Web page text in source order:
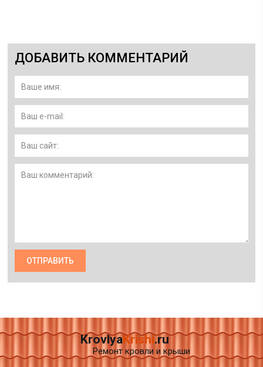
ДОБАВИТЬ КОММЕНТАРИЙ
KrovlyaKrishi.ru
Ремонт кровли и крыши